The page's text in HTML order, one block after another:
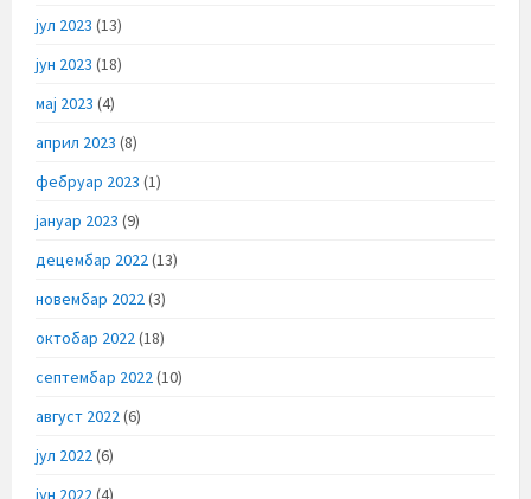
јул 2023 (13)
јун 2023 (18)
мај 2023 (4)
април 2023 (8)
фебруар 2023 (1)
јануар 2023 (9)
децембар 2022(13)
новембар 2022(3)
октобар 2022(18)
септембар 2022(10)
август 2022(6)
јул 2022(6)
јун 2022 (4)